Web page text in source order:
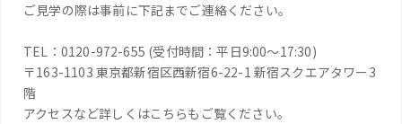
ご見学の際は事前に下記までご連絡ください。
TEL：0120-972-655 (受付時間：平日9:00～17:30)
〒163-1103 東京都新宿区西新宿6-22-1 新宿スクエアタワー3
階
アクセスなど詳しくはこちらもご覧ください。